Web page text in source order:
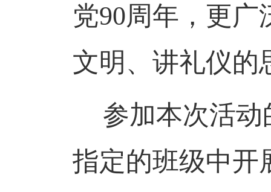
党90周年，更
文明、讲礼仪的
参加本次活
指定的班级中开